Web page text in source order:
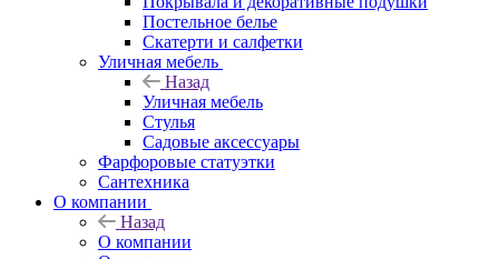
Постельное белье
Скатерти и салфетки
Уличная мебель
Назад
Уличная мебель
Стулья
Садовые аксессуары
Фарфоровые статуэтки
Сантехника
О компании
Назад
О компании